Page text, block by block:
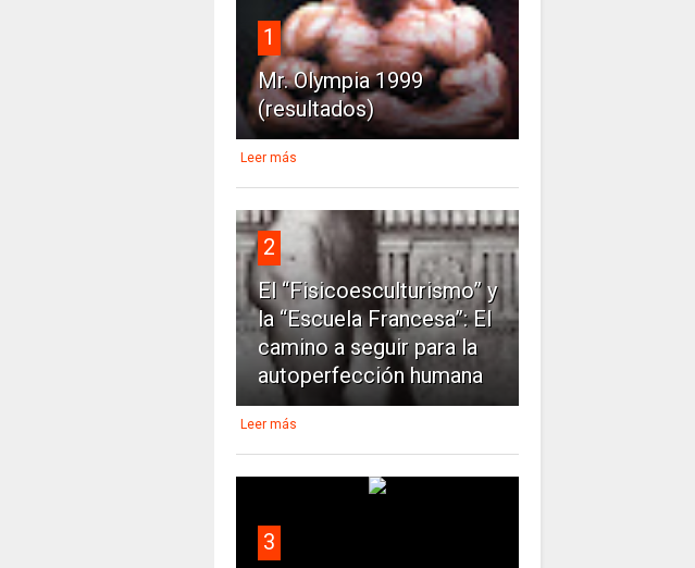
1
Mr. Olympia 1999
(resultados)
Leer más
2
El “Fisicoesculturismo” y
la “Escuela Francesa”: El
camino a seguir para la
autoperfección humana
Leer más
3